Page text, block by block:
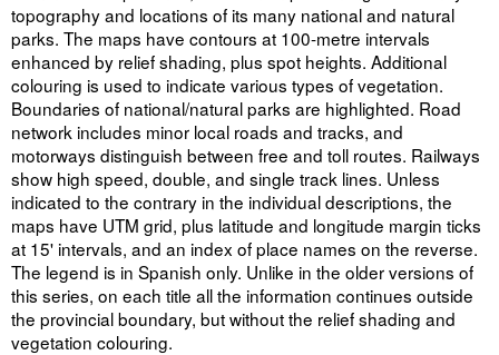
topography and locations of its many national and natural
parks. The maps have contours at 100-metre intervals
enhanced by relief shading, plus spot heights. Additional
colouring is used to indicate various types of vegetation.
Boundaries of national/natural parks are highlighted. Road
network includes minor local roads and tracks, and
motorways distinguish between free and toll routes. Railways
show high speed, double, and single track lines. Unless
indicated to the contrary in the individual descriptions, the
maps have UTM grid, plus latitude and longitude margin ticks
at 15' intervals, and an index of place names on the reverse.
The legend is in Spanish only. Unlike in the older versions of
this series, on each title all the information continues outside
the provincial boundary, but without the relief shading and
vegetation colouring.